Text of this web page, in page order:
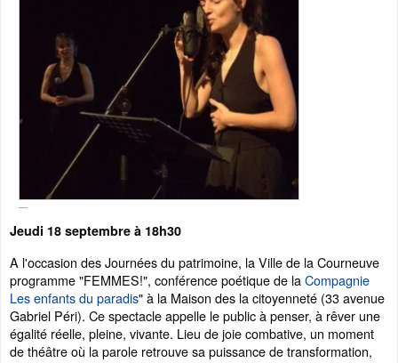
Jeudi 18 septembre à 18h30
A l'occasion des Journées du patrimoine, la Ville de la Courneuve
programme "FEMMES!", conférence poétique de laCompagnie
Les enfants du paradis" à la Maison des la citoyenneté (33 avenue
Gabriel Péri). Ce spectacle appelle le public à penser, à rêver une
égalité réelle, pleine, vivante. Lieu de joie combative, un moment
de théâtre où la parole retrouve sa puissance de transformation,